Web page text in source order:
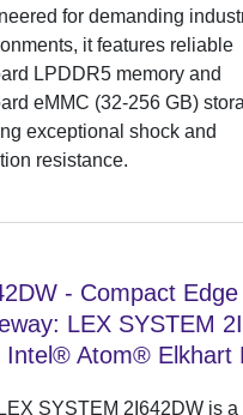
for demanding
it features reliable
LPDDR5 memory and
eMMC (32-256 GB)
exceptional shock and
resistance.
- Compact Edge
LEX SYSTEM
Intel® Atom® Elkhart
SYSTEM 2I642DW is a